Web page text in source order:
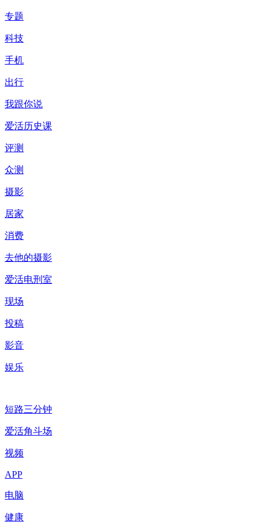
专题
科技
手机
出行
我跟你说
爱活历史课
评测
众测
摄影
居家
消费
去他的摄影
爱活电刑室
现场
投稿
影音
娱乐
短路三分钟
爱活角斗场
视频
APP
电脑
健康